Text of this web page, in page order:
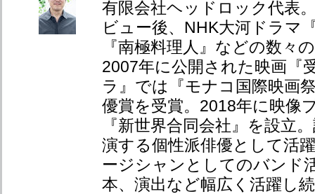
有限会社ヘッドロック代表
ビュー後、NHK大河ドラマ
『南極料理人』などの数々
2007年に公開された映画『
ラ』では『モナコ国際映画
優賞を受賞。2018年に映像
『新世界合同会社』を設立
演する個性派俳優として活
ージシャンとしてのバンド
本、演出など幅広く活躍し